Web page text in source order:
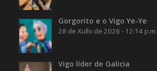
Gorgorito e o Vigo Ye-Ye
28 de Xullo de 2026 - 12:14 p.m.
Vigo líder de Galicia